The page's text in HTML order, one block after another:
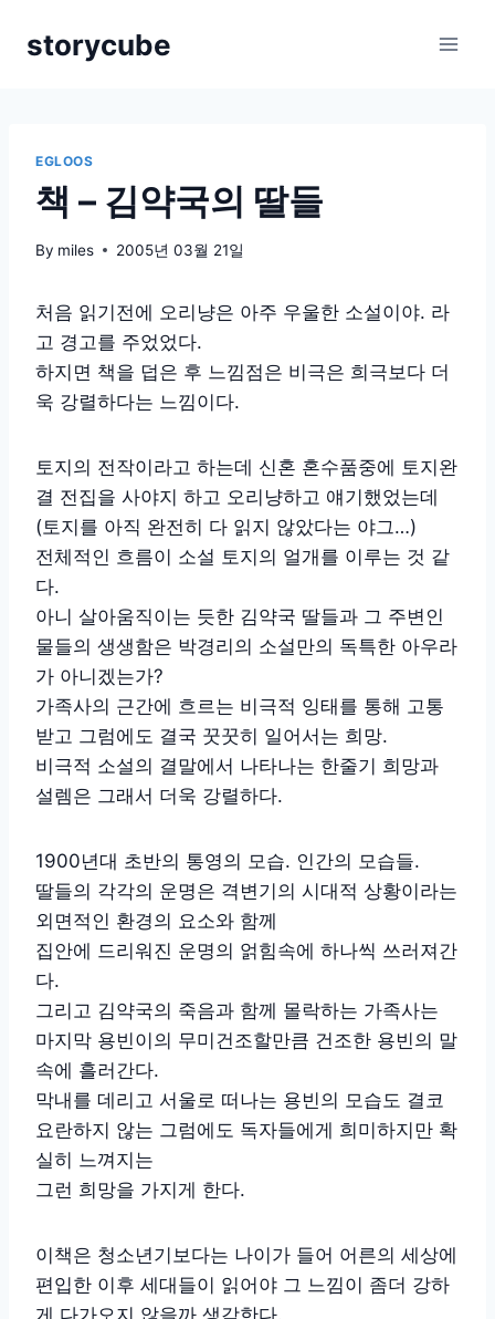
storycube
EGLOOS
책 – 김약국의 딸들
By miles 2005년 03월 21일
처음 읽기전에 오리냥은 아주 우울한 소설이야. 라
고 경고를 주었었다.
하지면 책을 덥은 후 느낌점은 비극은 희극보다 더
욱 강렬하다는 느낌이다.
토지의 전작이라고 하는데 신혼 혼수품중에 토지완
결 전집을 사야지 하고 오리냥하고 얘기했었는데
(토지를 아직 완전히 다 읽지 않았다는 야그…)
전체적인 흐름이 소설 토지의 얼개를 이루는 것 같
다.
아니 살아움직이는 듯한 김약국 딸들과 그 주변인
물들의 생생함은 박경리의 소설만의 독특한 아우라
가 아니겠는가?
가족사의 근간에 흐르는 비극적 잉태를 통해 고통
받고 그럼에도 결국 꿋꿋히 일어서는 희망.
비극적 소설의 결말에서 나타나는 한줄기 희망과
설렘은 그래서 더욱 강렬하다.
1900년대 초반의 통영의 모습. 인간의 모습들.
딸들의 각각의 운명은 격변기의 시대적 상황이라는
외면적인 환경의 요소와 함께
집안에 드리워진 운명의 얽힘속에 하나씩 쓰러져간
다.
그리고 김약국의 죽음과 함께 몰락하는 가족사는
마지막 용빈이의 무미건조할만큼 건조한 용빈의 말
속에 흘러간다.
막내를 데리고 서울로 떠나는 용빈의 모습도 결코
요란하지 않는 그럼에도 독자들에게 희미하지만 확
실히 느껴지는
그런 희망을 가지게 한다.
이책은 청소년기보다는 나이가 들어 어른의 세상에
편입한 이후 세대들이 읽어야 그 느낌이 좀더 강하
게 다가오지 않을까 생각한다.